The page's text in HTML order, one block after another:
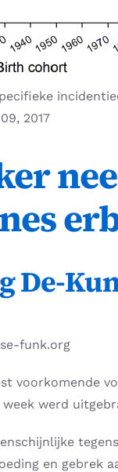
2017
De-
funk.org
voorkomende
werd
en gebrek